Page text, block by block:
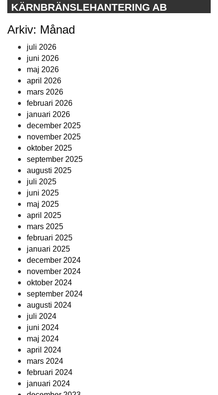
KÄRNBRÄNSLEHANTERING AB
Arkiv: Månad
juli 2026
juni 2026
maj 2026
april 2026
mars 2026
februari 2026
januari 2026
december 2025
november 2025
oktober 2025
september 2025
augusti 2025
juli 2025
juni 2025
maj 2025
april 2025
mars 2025
februari 2025
januari 2025
december 2024
november 2024
oktober 2024
september 2024
augusti 2024
juli 2024
juni 2024
maj 2024
april 2024
mars 2024
februari 2024
januari 2024